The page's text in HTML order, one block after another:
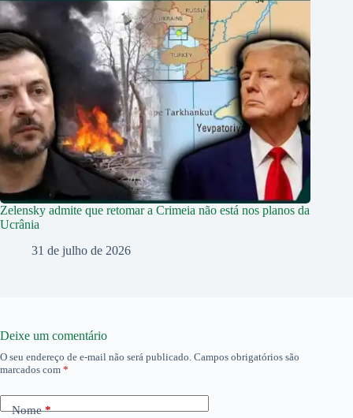
Zelensky admite que retomar a Crimeia não está nos planos da
Ucrânia
31 de julho de 2026
Deixe um comentário
O seu endereço de e-mail não será publicado. Campos obrigatórios são
marcados com *
Nome*